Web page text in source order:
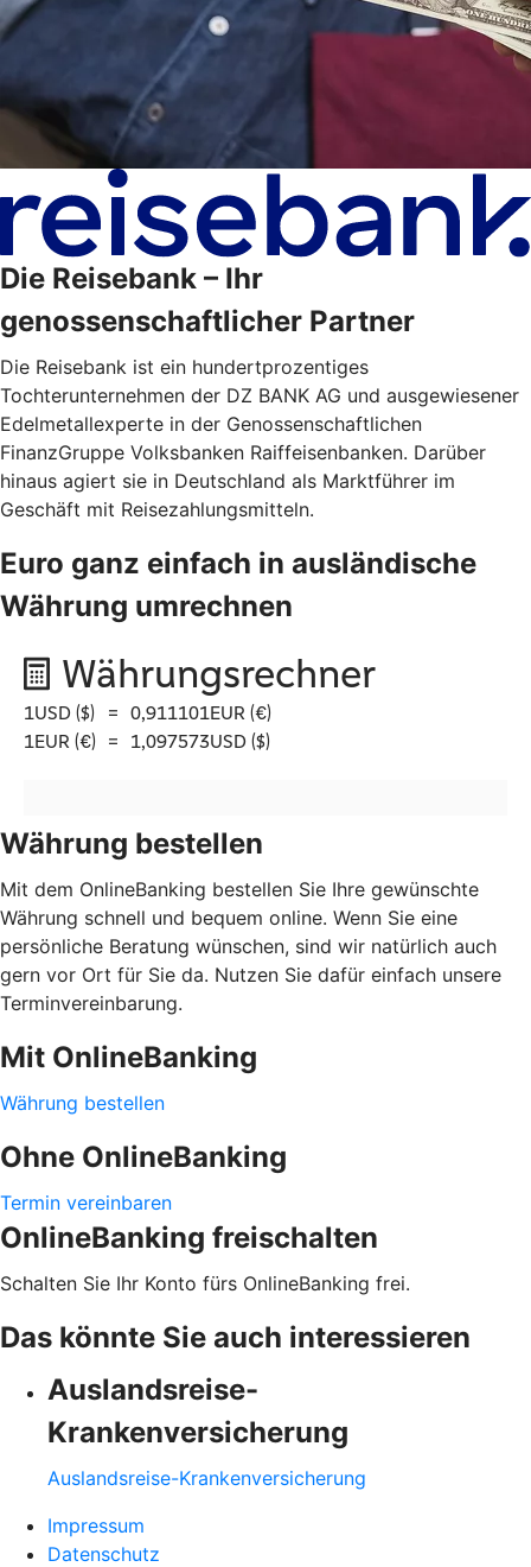
Die Reisebank – Ihr
genossenschaftlicher Partner
Die Reisebank ist ein hundertprozentiges
Tochterunternehmen der DZ BANK AG und ausgewiesener
Edelmetallexperte in der Genossenschaftlichen
FinanzGruppe Volksbanken Raiffeisenbanken. Darüber
hinaus agiert sie in Deutschland als Marktführer im
Geschäft mit Reisezahlungsmitteln.
Euro ganz einfach in ausländische
Währung umrechnen
Währung bestellen
Mit dem OnlineBanking bestellen Sie Ihre gewünschte
Währung schnell und bequem online. Wenn Sie eine
persönliche Beratung wünschen, sind wir natürlich auch
gern vor Ort für Sie da. Nutzen Sie dafür einfach unsere
Terminvereinbarung.
Mit OnlineBanking
Währung bestellen
Ohne OnlineBanking
Termin vereinbaren
OnlineBanking freischalten
Schalten Sie Ihr Konto fürs OnlineBanking frei.
Das könnte Sie auch interessieren
Auslandsreise-
Krankenversicherung
Auslandsreise-Krankenversicherung
Impressum
Datenschutz